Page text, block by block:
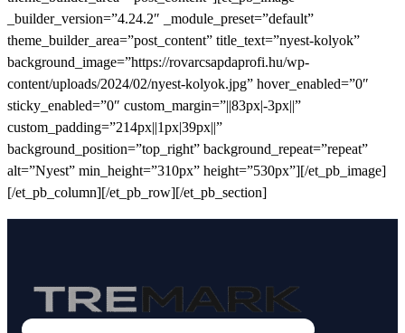
_builder_version=”4.24.2″ _module_preset=”default”
theme_builder_area=”post_content” title_text=”nyest-kolyok”
background_image=”https://rovarcsapdaprofi.hu/wp-
content/uploads/2024/02/nyest-kolyok.jpg” hover_enabled=”0″
sticky_enabled=”0″ custom_margin=”||83px|-3px||”
custom_padding=”214px||1px|39px||”
background_position=”top_right” background_repeat=”repeat”
alt=”Nyest” min_height=”310px” height=”530px”][/et_pb_image]
[/et_pb_column][/et_pb_row][/et_pb_section]